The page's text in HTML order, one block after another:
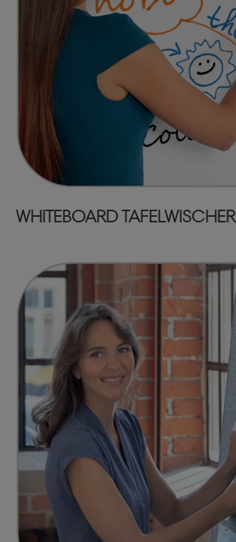
WHITEBOARD TAFELWISCHER